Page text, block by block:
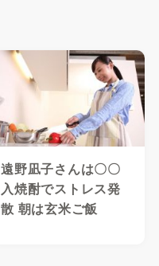
遠野凪子さんは〇〇
入焼酎でストレス発
散 朝は玄米ご飯